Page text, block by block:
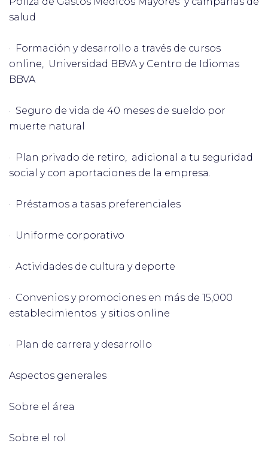
salud
· Formación y desarrollo a través de cursos
online, Universidad BBVA y Centro de Idiomas
BBVA
· Seguro de vida de 40 meses de sueldo por
muerte natural
· Plan privado de retiro, adicional a tu seguridad
social y con aportaciones de la empresa.
· Préstamos a tasas preferenciales
· Uniforme corporativo
· Actividades de cultura y deporte
· Convenios y promociones en más de 15,000
establecimientos y sitios online
· Plan de carrera y desarrollo
Aspectos generales
Sobre el área
Sobre el rol